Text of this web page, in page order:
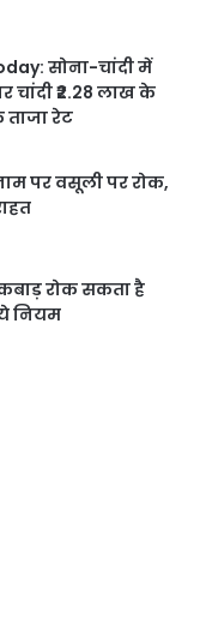
सोना-चांदी में
चांदी ₹2.28 लाख के
रेट
पर वसूली पर रोक,
रोक सकता है
नियम